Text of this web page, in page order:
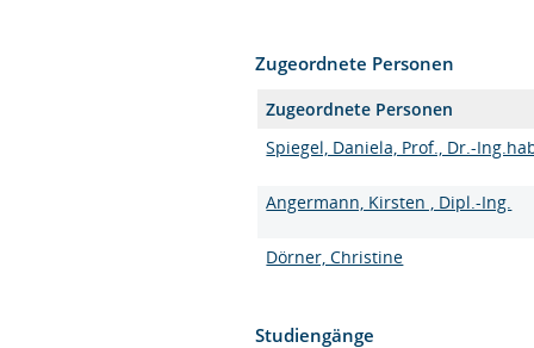
Zugeordnete Personen
Zugeordnete Personen
Spiegel, Daniela, Prof., Dr.-
Angermann, Kirsten , Dipl.-Ing.
Dörner, Christine
Studiengänge